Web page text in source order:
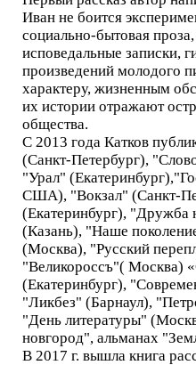
Иван не боится
социально-бытовая
исповедальные записки,
произведений молодого
характеру, жизненным
их истории отражают
общества.
С 2013 года Катков
(Санкт-Петербург),
"Урал"
США), "Вокзал" (Санкт-
(Екатеринбург),
(Казань), "Наше
(Москва), "Русский
"Великороссъ"( Москва)
(Екатеринбург),
"Ликбез" (Барнаул),
"День литературы"
новгород", альманах
В 2017 г. вышла книга